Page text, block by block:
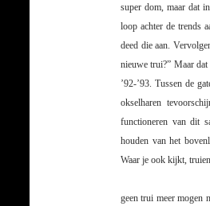
super dom, maar dat
loop achter de trends
deed die aan.
nieuwe trui?” Maar
’92-’93. Tussen de
okselharen
functioneren van dit
houden van het
Waar je ook kijkt,
geen trui meer mogen